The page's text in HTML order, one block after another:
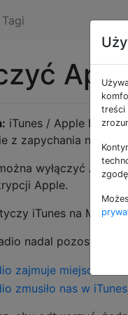
Tagi
iTunes / Apple Radio
z zapychania naszych
wyłączyć
Apple.
iTunes na Macu.
nadal pozostaje
treści